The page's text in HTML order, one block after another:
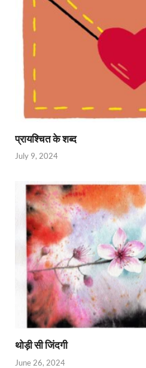
प्रायश्चित के शब्द
July 9, 2024
थोड़ी सी जिंदगी
June 26, 2024